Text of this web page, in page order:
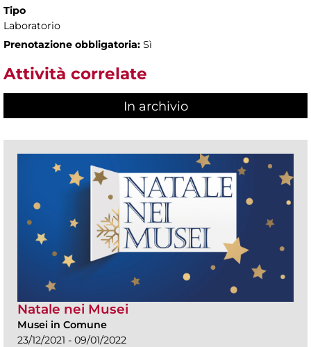
Tipo
Laboratorio
Prenotazione obbligatoria: Sì
Attività correlate
In archivio
Natale nei Musei
Musei in Comune
23/12/2021 - 09/01/2022